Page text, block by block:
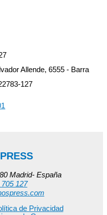
Allende, 6555 - Barra
127
Madrid- España
127
de Privacidad